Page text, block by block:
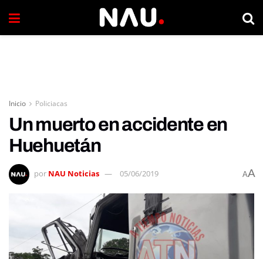
Inicio Policiacas
Un muerto en accidente en
Huehuetán
por NAU Noticias 05/06/2019 AA